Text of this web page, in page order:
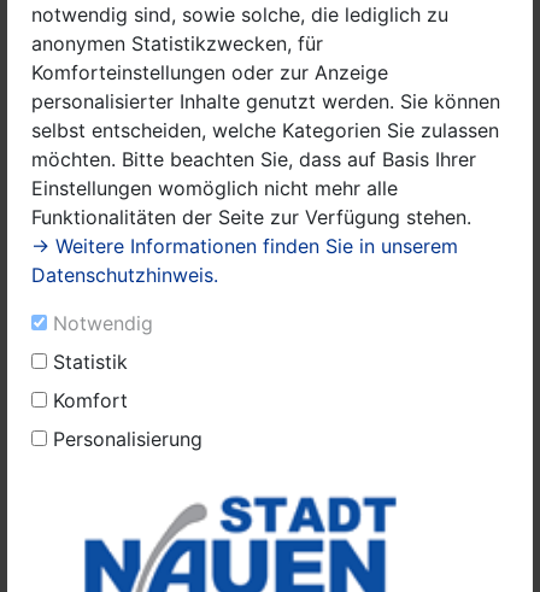
notwendig sind, sowie solche, die lediglich zu
anonymen Statistikzwecken, für
Komforteinstellungen oder zur Anzeige
personalisierter Inhalte genutzt werden. Sie können
selbst entscheiden, welche Kategorien Sie zulassen
möchten. Bitte beachten Sie, dass auf Basis Ihrer
Einstellungen womöglich nicht mehr alle
Funktionalitäten der Seite zur Verfügung stehen.
→ Weitere Informationen finden Sie in unserem
Datenschutzhinweis.
Notwendig
Statistik
Komfort
Personalisierung
Bau des Feierabendheims in der Dammstraße
(Anbau an ehem. Hospital und Siechenhaus)
1988
Wohnungsbau am Karl-Bernau-Ring und in der
Feldstraße
Partnerschaftsvereinbarung mit Berlin-Spandau
1989
Übergabe des rekonstruierten Fachwerkhauses
am Rathausplatz 2 an das Museum
Partnerschaftsvereinbarung mit Kreuztal
Grundsteinlegung für das Geschäftszentrum am
Lindenplatz